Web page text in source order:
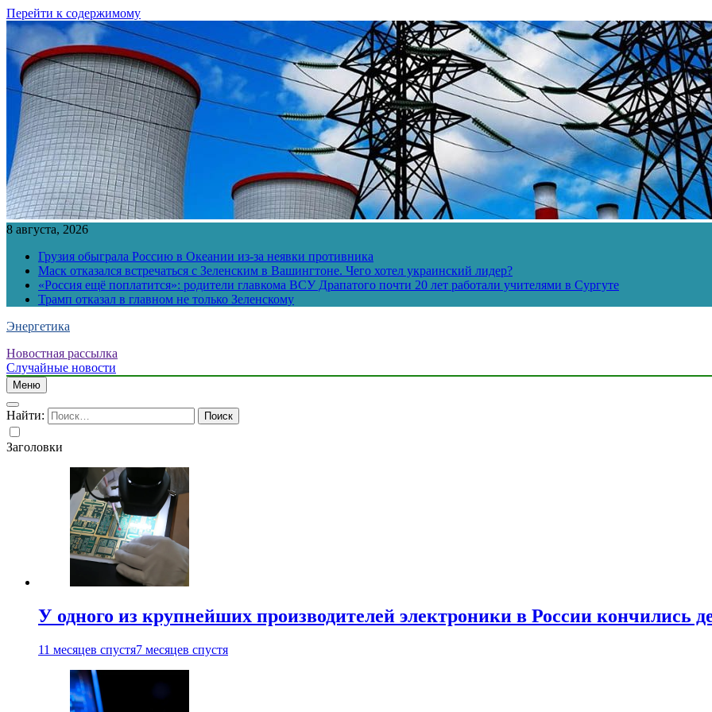
Перейти к содержимому
8 августа, 2026
Грузия обыграла Россию в Океании из-за неявки противника
Маск отказался встречаться с Зеленским в Вашингтоне. Чего хотел украинский лидер?
«Россия ещё поплатится»: родители главкома ВСУ Драпатого почти 20 лет работали учителями в Сургуте
Трамп отказал в главном не только Зеленскому
Энергетика
Новостная рассылка
Случайные новости
Меню
Найти:
Заголовки
У одного из крупнейших производителей электроники в России кончились
11 месяцев спустя7 месяцев спустя